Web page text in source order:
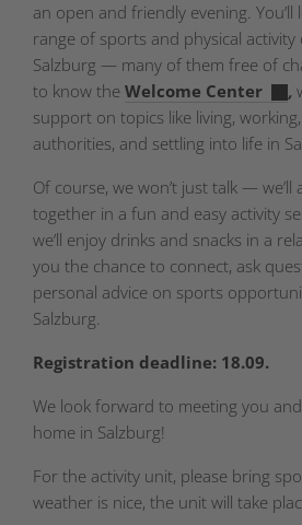
an open and friendly evening.
range of sports and physical activity
Salzburg — many of them free of
to know the Welcome Center ,
support on topics like living,
authorities, and settling into life in
Of course, we won’t just talk — we’ll
together in a fun and easy activity
we’ll enjoy drinks and snacks in a
you the chance to connect, ask
personal advice on sports
Salzburg.
Registration deadline: 18.09.
We look forward to meeting you
home in Salzburg!
For the activity unit, please bring
weather is nice, the unit will take